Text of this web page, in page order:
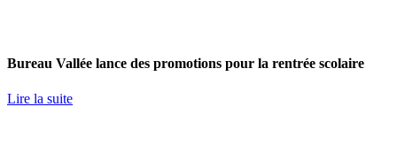
Bureau Vallée lance des promotions pour la rentrée scolaire
Lire la suite